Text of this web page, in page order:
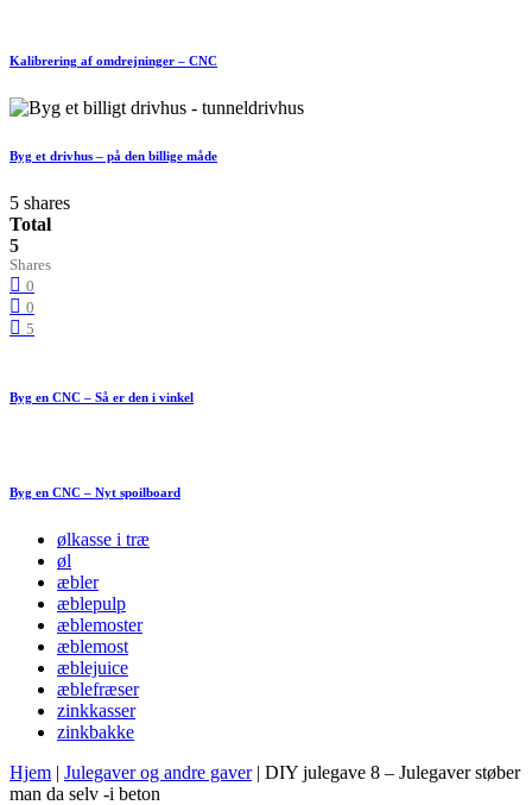
Kalibrering af omdrejninger – CNC
Byg et drivhus – på den billige måde
5 shares
Total
5
Shares
0
0
5
Byg en CNC – Så er den i vinkel
Byg en CNC – Nyt spoilboard
ølkasse i træ
øl
æbler
æblepulp
æblemoster
æblemost
æblejuice
æblefræser
zinkkasser
zinkbakke
Hjem | Julegaver og andre gaver | DIY julegave 8 – Julegaver støber
man da selv -i beton